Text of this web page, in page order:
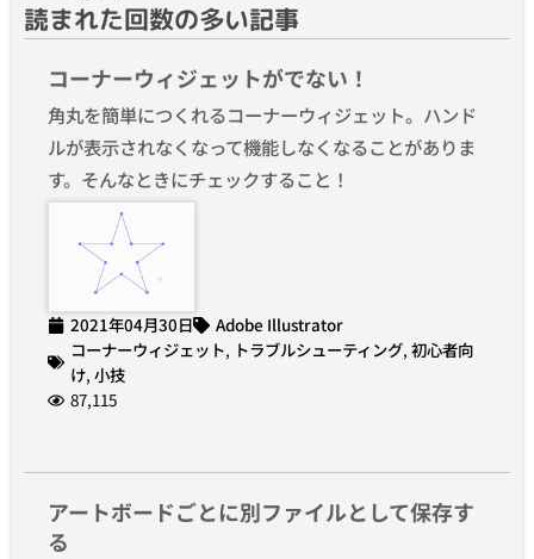
読まれた回数の多い記事
コーナーウィジェットがでない！
角丸を簡単につくれるコーナーウィジェット。ハンド
ルが表示されなくなって機能しなくなることがありま
す。そんなときにチェックすること！
2021年04月30日
Adobe Illustrator
コーナーウィジェット, トラブルシューティング, 初心者向
け, 小技
87,115
アートボードごとに別ファイルとして保存す
る